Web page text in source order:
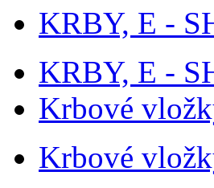
KRBY, E -
KRBY, E -
Krbové
Krbové